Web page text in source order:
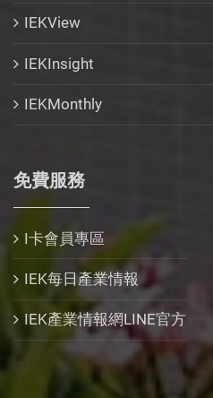
IEKView
IEKInsight
IEKMonthly
免費服務
I卡會員專區
IEK每日產業情報
IEK產業情報網LINE官方